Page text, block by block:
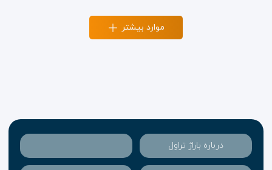
موارد بیشتر
درباره باراژ تراول